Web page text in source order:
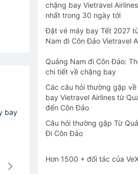
bay
16/08
17/08
chặng bay Vietravel
nhất trong 30 ngày tới
Đặt vé máy bay Tết 2027
Nam đi Côn Đảo Vietravel
Quảng Nam đi Côn Đảo:
chi tiết về chặng bay
Các câu hỏi thường gặp về
bay Vietravel Airlines từ
đến Côn Đảo
Câu hỏi thường gặp Từ
Đi Côn Đảo
Hơn 1500 + đối tác của